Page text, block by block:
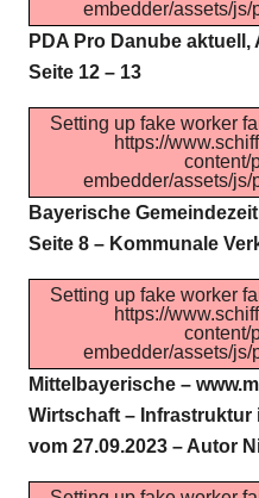
embedder/assets/js/
PDA Pro Danube aktuell,
Seite 12 – 13
Setting up fake worker
https://
content/
embedder/assets/js/
Bayerische
Seite 8 – Kommunale
Setting up fake worker
https://
content/
embedder/assets/js/
Mittelbayerische –
Wirtschaft – Infrastruktur
vom 27.09.2023 – Autor